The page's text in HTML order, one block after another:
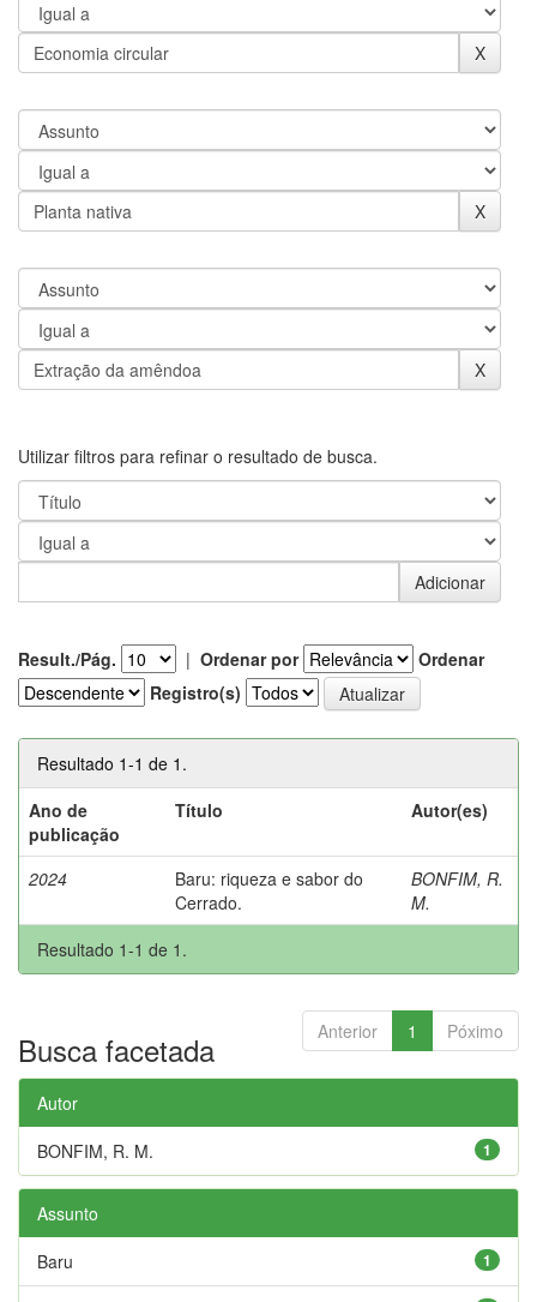
Utilizar filtros para refinar o resultado de busca.
Result./Pág. | Ordenar por
Ordenar
Registro(s)
Resultado 1-1 de 1.
Ano de
publicação
Título Autor(es)
2024
Baru: riqueza e sabor do
Cerrado.
BONFIM, R.
M.
Resultado 1-1 de 1.
Anterior 1 Póximo
Busca facetada
Autor
1
BONFIM, R. M.
Assunto
1
Baru